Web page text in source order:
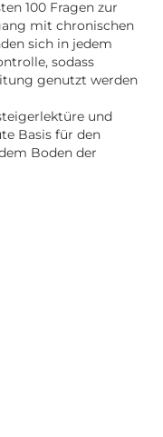
100 Fragen zur
mit chronischen
sich in jedem
sodass
genutzt werden
und
Basis für den
Boden der